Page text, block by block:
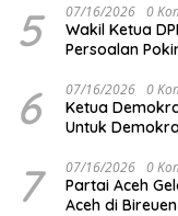
5 07/16/2026 0
Wakil Ketua
Persoalan
6 07/16/2026 0
Ketua
Untuk
7 07/16/2026 0
Partai Aceh
Aceh di Bireuen